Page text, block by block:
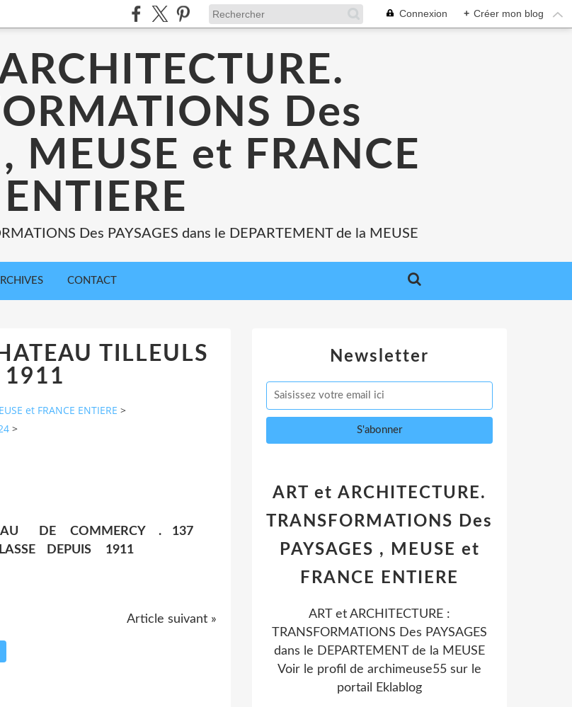
Connexion + Créer mon blog
Des
, MEUSE et FRANCE
ENTIERE
Des PAYSAGES dans le DEPARTEMENT de la MEUSE
CONTACT
TILLEULS
1911
et FRANCE ENTIERE >
>
DE COMMERCY . 137
DEPUIS 1911
Article suivant »
Newsletter
ART et ARCHITECTURE.
TRANSFORMATIONS Des
PAYSAGES , MEUSE et
FRANCE ENTIERE
ART et ARCHITECTURE :
TRANSFORMATIONS Des PAYSAGES
dans le DEPARTEMENT de la MEUSE
Voir le profil de archimeuse55 sur le
portail Eklablog